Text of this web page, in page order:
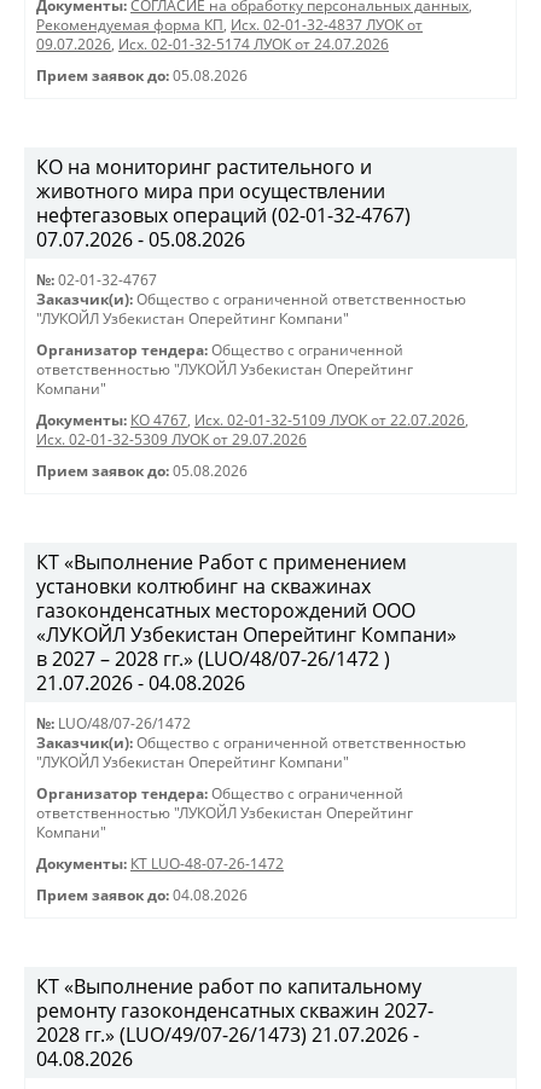
Документы: СОГЛАСИЕ на обработку персональных данных,
Рекомендуемая форма КП, Исх. 02-01-32-4837 ЛУОК от
09.07.2026, Исх. 02-01-32-5174 ЛУОК от 24.07.2026
Прием заявок до: 05.08.2026
КО на мониторинг растительного и
животного мира при осуществлении
нефтегазовых операций (02-01-32-4767)
07.07.2026 - 05.08.2026
№: 02-01-32-4767
Заказчик(и): Общество с ограниченной ответственностью
"ЛУКОЙЛ Узбекистан Оперейтинг Компани"
Организатор тендера: Общество с ограниченной
ответственностью "ЛУКОЙЛ Узбекистан Оперейтинг
Компани"
Документы: КО 4767, Исх. 02-01-32-5109 ЛУОК от 22.07.2026,
Исх. 02-01-32-5309 ЛУОК от 29.07.2026
Прием заявок до: 05.08.2026
КТ «Выполнение Работ с применением
установки колтюбинг на скважинах
газоконденсатных месторождений ООО
«ЛУКОЙЛ Узбекистан Оперейтинг Компани»
в 2027 – 2028 гг.» (LUO/48/07-26/1472 )
21.07.2026 - 04.08.2026
№: LUO/48/07-26/1472
Заказчик(и): Общество с ограниченной ответственностью
"ЛУКОЙЛ Узбекистан Оперейтинг Компани"
Организатор тендера: Общество с ограниченной
ответственностью "ЛУКОЙЛ Узбекистан Оперейтинг
Компани"
Документы: КТ LUO-48-07-26-1472
Прием заявок до: 04.08.2026
КТ «Выполнение работ по капитальному
ремонту газоконденсатных скважин 2027-
2028 гг.» (LUO/49/07-26/1473) 21.07.2026 -
04.08.2026